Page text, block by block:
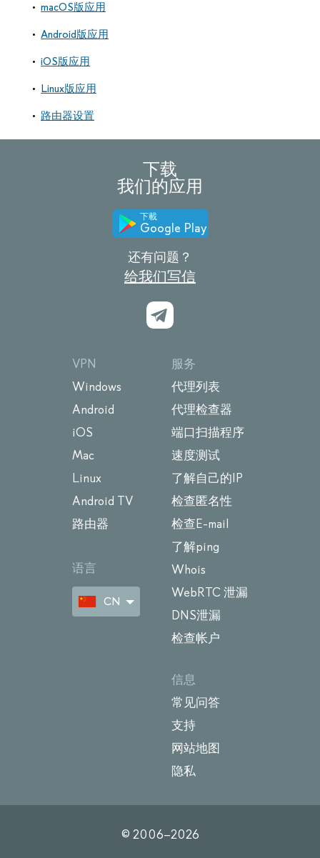
macOS版应用
Android版应用
iOS版应用
Linux版应用
路由器设置
下载
我们的应用
下載
Google Play
还有问题？
给我们写信
VPN
Windows
Android
iOS
Mac
Linux
Android TV
路由器
语言
CN
服务
代理列表
代理检查器
端口扫描程序
速度测试
了解自己的IP
检查匿名性
检查E-mail
了解ping
Whois
WebRTC 泄漏
DNS泄漏
检查帐户
信息
常见问答
支持
网站地图
隐私
© 2006–2026